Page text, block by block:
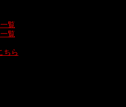
覧
覧
ちら